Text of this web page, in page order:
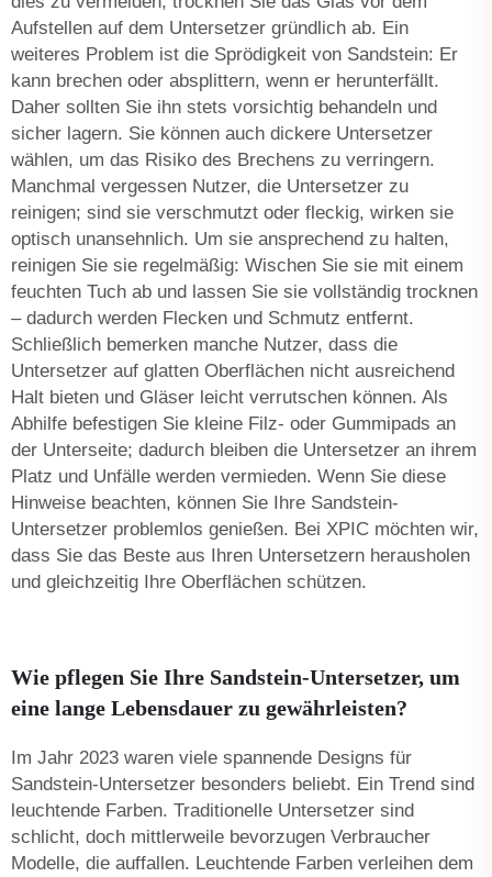
Aufstellen auf dem Untersetzer gründlich ab. Ein
weiteres Problem ist die Sprödigkeit von Sandstein: Er
kann brechen oder absplittern, wenn er herunterfällt.
Daher sollten Sie ihn stets vorsichtig behandeln und
sicher lagern. Sie können auch dickere Untersetzer
wählen, um das Risiko des Brechens zu verringern.
Manchmal vergessen Nutzer, die Untersetzer zu
reinigen; sind sie verschmutzt oder fleckig, wirken sie
optisch unansehnlich. Um sie ansprechend zu halten,
reinigen Sie sie regelmäßig: Wischen Sie sie mit einem
feuchten Tuch ab und lassen Sie sie vollständig trocknen
– dadurch werden Flecken und Schmutz entfernt.
Schließlich bemerken manche Nutzer, dass die
Untersetzer auf glatten Oberflächen nicht ausreichend
Halt bieten und Gläser leicht verrutschen können. Als
Abhilfe befestigen Sie kleine Filz- oder Gummipads an
der Unterseite; dadurch bleiben die Untersetzer an ihrem
Platz und Unfälle werden vermieden. Wenn Sie diese
Hinweise beachten, können Sie Ihre Sandstein-
Untersetzer problemlos genießen. Bei XPIC möchten wir,
dass Sie das Beste aus Ihren Untersetzern herausholen
und gleichzeitig Ihre Oberflächen schützen.
Wie pflegen Sie Ihre Sandstein-Untersetzer, um
eine lange Lebensdauer zu gewährleisten?
Im Jahr 2023 waren viele spannende Designs für
Sandstein-Untersetzer besonders beliebt. Ein Trend sind
leuchtende Farben. Traditionelle Untersetzer sind
schlicht, doch mittlerweile bevorzugen Verbraucher
Modelle, die auffallen. Leuchtende Farben verleihen dem